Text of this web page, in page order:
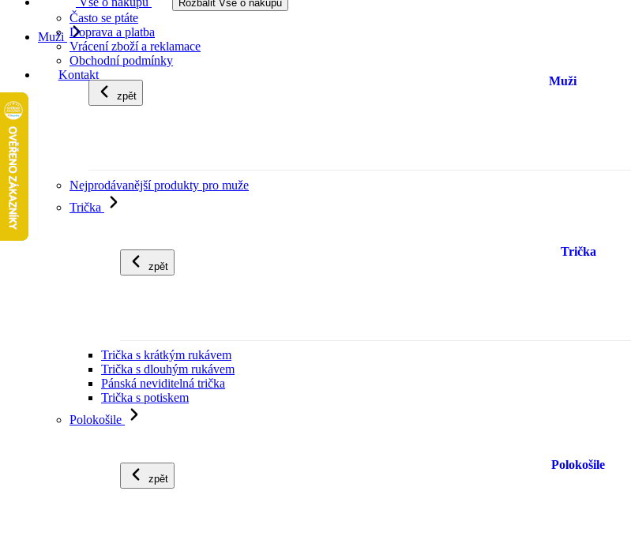
Rozbalit Vše o nákupu
Často se ptáte
Doprava a platba
Vrácení zboží a reklamace
Obchodní podmínky
Kontakt
Muži
zpět
Muži
Nejprodávanější produkty pro muže
Trička
zpět
Trička
Trička s krátkým rukávem
Trička s dlouhým rukávem
Pánská neviditelná trička
Trička s potiskem
Polokošile
zpět
Polokošile